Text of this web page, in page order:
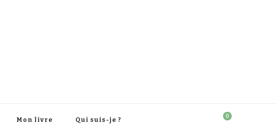
Mon livre Qui suis-je ?
0